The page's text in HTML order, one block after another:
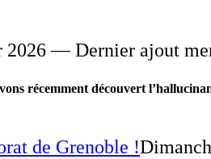
2026 — Dernier ajout
récemment découvert
de Grenoble !